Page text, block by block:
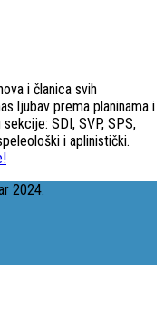
i članica svih
ljubav prema planinama i
SDI, SVP, SPS,
i aplinistički.
2024.